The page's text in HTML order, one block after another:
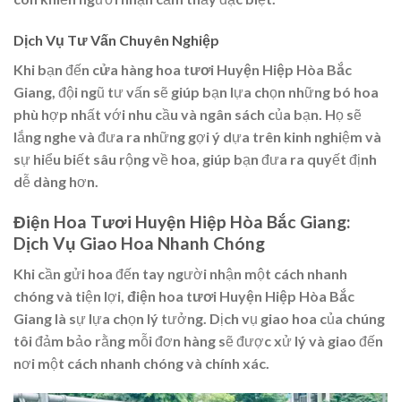
Dịch Vụ Tư Vấn Chuyên Nghiệp
Khi bạn đến cửa hàng hoa tươi Huyện Hiệp Hòa Bắc
Giang , đội ngũ tư vấn sẽ giúp bạn lựa chọn những bó hoa
phù hợp nhất với nhu cầu và ngân sách của bạn. Họ sẽ
lắng nghe và đưa ra những gợi ý dựa trên kinh nghiệm và
sự hiểu biết sâu rộng về hoa, giúp bạn đưa ra quyết định
dễ dàng hơn.
Điện Hoa Tươi Huyện Hiệp Hòa Bắc Giang:
Dịch Vụ Giao Hoa Nhanh Chóng
Khi cần gửi hoa đến tay người nhận một cách nhanh
chóng và tiện lợi, điện hoa tươi Huyện Hiệp Hòa Bắc
Giang là sự lựa chọn lý tưởng. Dịch vụ giao hoa của chúng
tôi đảm bảo rằng mỗi đơn hàng sẽ được xử lý và giao đến
nơi một cách nhanh chóng và chính xác.